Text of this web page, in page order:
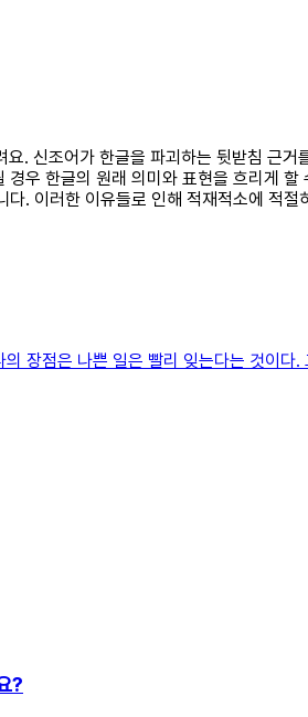
요. 신조어가 한글을 파괴하는 뒷받침 근
우 한글의 원래 의미와 표현을 흐리게
. 이러한 이유들로 인해 적재적소에 적
장점은 나쁜 일은 빨리 잊는다는 것이다
?